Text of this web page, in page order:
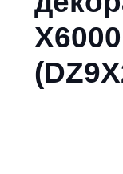
X6000